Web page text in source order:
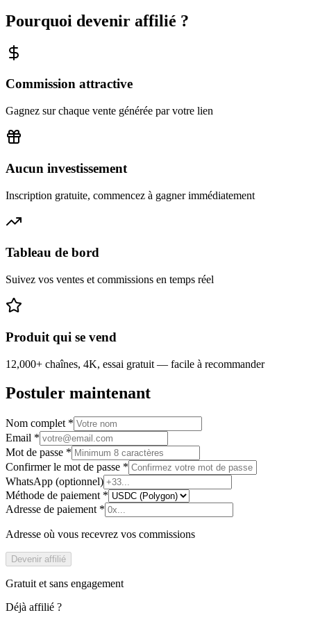
Pourquoi devenir affilié ?
Commission attractive
Gagnez sur chaque vente générée par votre lien
Aucun investissement
Inscription gratuite, commencez à gagner immédiatement
Tableau de bord
Suivez vos ventes et commissions en temps réel
Produit qui se vend
12,000+ chaînes, 4K, essai gratuit — facile à recommander
Postuler maintenant
Nom complet *
Email *
Mot de passe *
Confirmer le mot de passe *
WhatsApp (optionnel)
Méthode de paiement *
Adresse de paiement *
Adresse où vous recevrez vos commissions
Devenir affilié
Gratuit et sans engagement
Déjà affilié ?